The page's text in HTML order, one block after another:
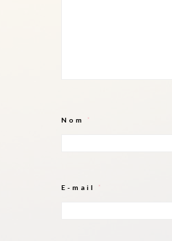
Nom *
E-mail *